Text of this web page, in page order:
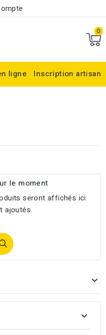
0
ligne Inscription artisan
le moment
seront affichés ici
ajoutés.

